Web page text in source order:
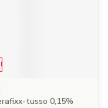
Médicament
tusso 0,15%